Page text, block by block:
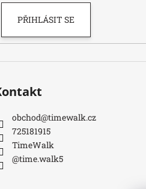
PŘIHLÁSIT SE
obchod@timewalk.cz
725181915
TimeWalk
@time.walk5